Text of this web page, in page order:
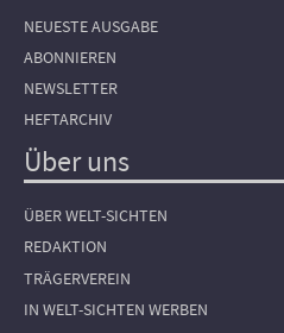
NEUESTE AUSGABE
ABONNIEREN
NEWSLETTER
HEFTARCHIV
Über uns
ÜBER WELT-SICHTEN
REDAKTION
TRÄGERVEREIN
IN WELT-SICHTEN WERBEN